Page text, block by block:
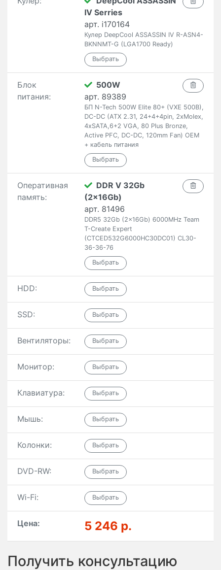
IV Serries
арт. i170164
Кулер DeepCool ASSASSIN IV R-ASN4-
BKNNMT-G (LGA1700 Ready)
Блок
питания:
500W
арт. 89389
БП N-Tech 500W Elite 80+ (VXE 500B),
DC-DC (ATX 2.31, 24+4+4pin, 2xMolex,
4xSATA,6+2 VGA, 80 Plus Bronze,
Active PFC, DC-DC, 120mm Fan) OEM
+ кабель питания
Оперативная
память:
DDR V 32Gb
(2x16Gb)
арт. 81496
DDR5 32Gb (2x16Gb) 6000MHz Team
T-Create Expert
(CTCED532G6000HC30DC01) CL30-
36-36-76
HDD:
SSD:
Вентиляторы:
Монитор:
Клавиатура:
Мышь:
Колонки:
DVD-RW:
Wi-Fi:
Цена: 5 246 р.
Получить консультацию